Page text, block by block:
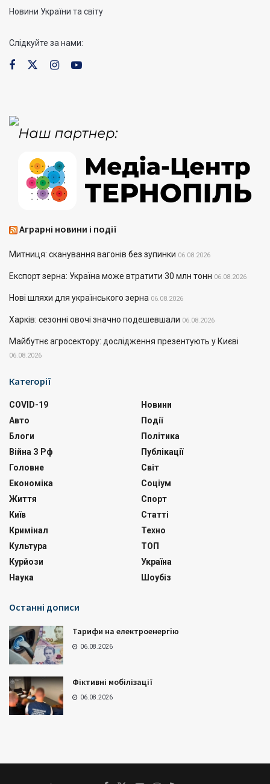
Новини України та світу
Слідкуйте за нами:
Аграрні новини і події
Митниця: сканування вагонів без зупинки 06.08.2026
Експорт зерна: Україна може втратити 30 млн тонн 06.08.2026
Нові шляхи для українського зерна 06.08.2026
Харків: сезонні овочі значно подешевшали 06.08.2026
Майбутнє агросектору: дослідження презентують у Києві
06.08.2026
Категорії
COVID-19
Авто
Блоги
Війна З Рф
Головне
Економіка
Життя
Київ
Кримінал
Культура
Курйози
Наука
Новини
Події
Політика
Публікації
Світ
Соціум
Спорт
Статті
Техно
ТОП
Україна
Шоубіз
Останні дописи
Тарифи на електроенергію
06.08.2026
Фіктивні мобілізації
06.08.2026